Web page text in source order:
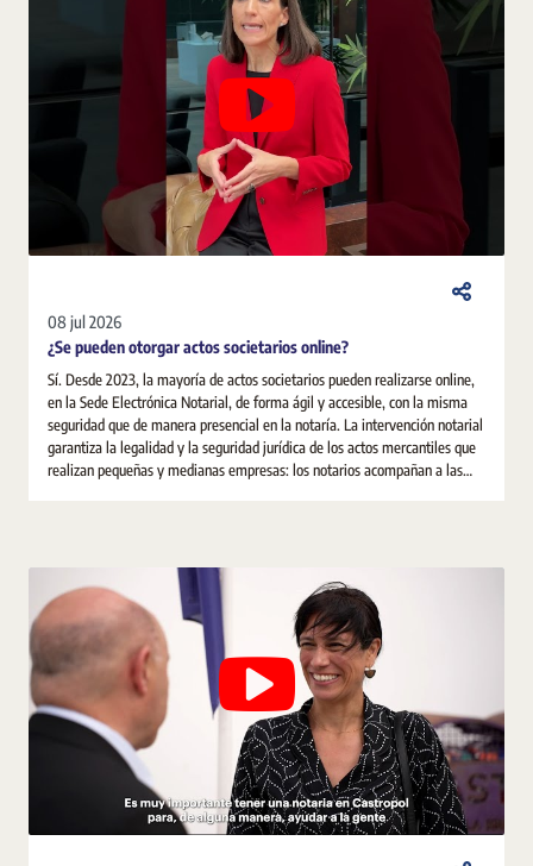
08 jul 2026
¿Se pueden otorgar actos societarios online?
Sí. Desde 2023, la mayoría de actos societarios pueden realizarse online,
en la Sede Electrónica Notarial, de forma ágil y accesible, con la misma
seguridad que de manera presencial en la notaría. La intervención notarial
garantiza la legalidad y la seguridad jurídica de los actos mercantiles que
realizan pequeñas y medianas empresas: los notarios acompañan a las